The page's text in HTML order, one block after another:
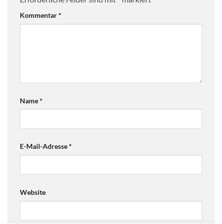
Kommentar*
Name*
E-Mail-Adresse*
Website